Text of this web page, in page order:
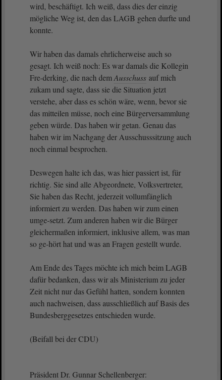
wird, beschäftigt. Ich weiß, dass dies der einzig
mögliche Weg ist, den das LAGB gehen durfte und
konnte.
Wir haben das damals ehrlicherweise auch so
gesagt. Ich weiß noch: Es war damals die Kollegin
Fre-derking, die nach demAusschuss auf mich
zukam und sagte, dass sie die Situation jetzt
verstehe, aber dass es schön wäre, wenn, bevor sie
das mitteilen müsse, noch eine Bürgerversammlung
geben würde. Das haben wir getan. Genau das
haben wir im Nachgang der Ausschusssitzung auch
noch einmal besprochen.
Deswegen halte ich das, was hier passiert ist, für
richtig. Sie sind alle Abgeordnete, Volksvertreter,
Sie haben das Recht, jederzeit vollumfänglich
informiert zu werden. Das haben wir zum einen
umge-setzt. Zum anderen haben wir die Bürger
gleichermaßen informiert, inklusive allem, was man
so ge-hört hat und was an Fragen gestellt wurde.
Am Ende des Tages möchte ich mich beim LAGB
dafür bedanken, dass wir als Ministerium zu jeder
Zeit nicht nur das Gefühl hatten, sondern konnten
auch nachweisen, dass ausschließlich auf Basis des
Bundesberggesetzes entschieden wurde.
(Beifall bei der CDU)
Präsident Dr. Gunnar Schellenberger: